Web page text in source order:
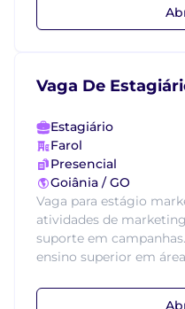
Vaga De
Estagiário
Farol
Presencial
Goiânia / GO
Vaga para estágio
atividades de
suporte em
ensino superior em